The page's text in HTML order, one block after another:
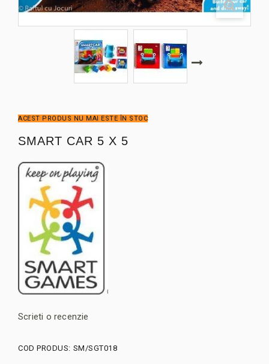
ACEST PRODUS NU MAI ESTE ÎN STOC
SMART CAR 5 X 5
Scrieti o recenzie
COD PRODUS: SM/SGT018